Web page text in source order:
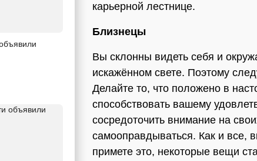
карьерной лестнице.
Близнецы
Вы склонны видеть себя и
искажённом свете. Поэтому
Делайте то, что положено в
способствовать вашему
сосредоточить внимание на
самооправдываться. Как и все,
примете это, некоторые вещи